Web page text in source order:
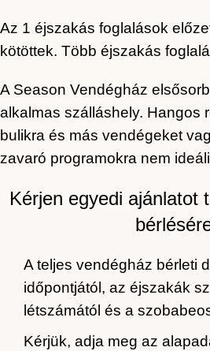
Az 1 éjszakás foglalások
kötöttek. Több éjszakás
A Season Vendégház
alkalmas szálláshely. Hangos
bulikra és más vendégeket
zavaró programokra nem
Kérjen egyedi ajánlatot
A teljes vendégház bérleti
időpontjától, az éjszakák
létszámától és a
Kérjük, adja meg az